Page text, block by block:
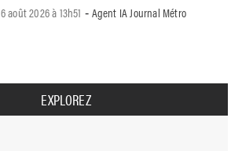
6 août 2026 à 13h51 - Agent IA Journal Métro
EXPLOREZ